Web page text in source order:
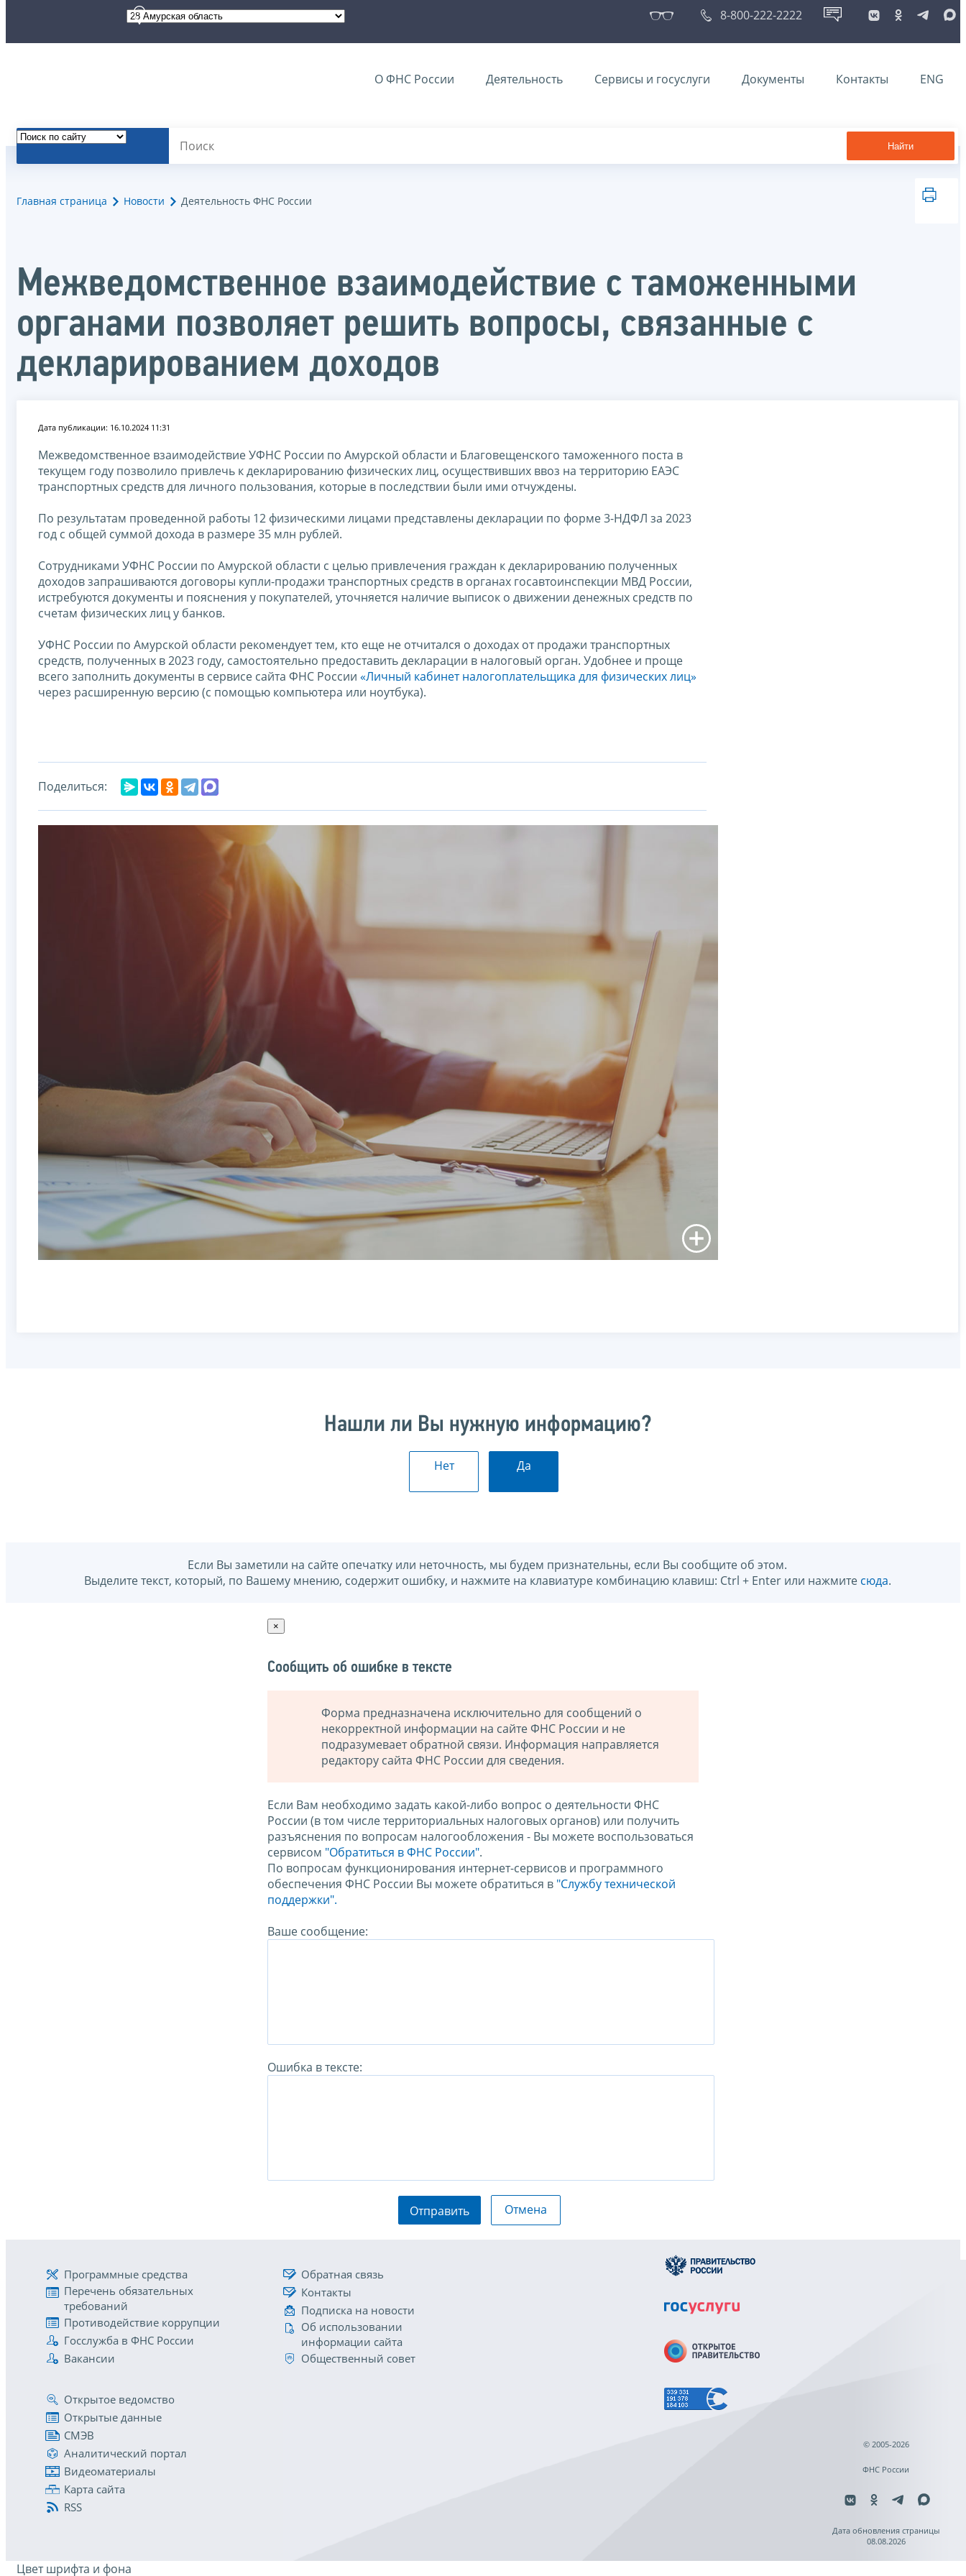
8-800-222-2222
О ФНС России Деятельность Сервисы и госуслуги Документы Контакты ENG
Найти
Главная страница Новости Деятельность ФНС России
Межведомственное взаимодействие с таможенными
органами позволяет решить вопросы, связанные с
декларированием доходов
Дата публикации: 16.10.2024 11:31
Межведомственное взаимодействие УФНС России по Амурской области и Благовещенского таможенного поста в
текущем году позволило привлечь к декларированию физических лиц, осуществивших ввоз на территорию ЕАЭС
транспортных средств для личного пользования, которые в последствии были ими отчуждены.
По результатам проведенной работы 12 физическими лицами представлены декларации по форме 3-НДФЛ за 2023
год с общей суммой дохода в размере 35 млн рублей.
Сотрудниками УФНС России по Амурской области с целью привлечения граждан к декларированию полученных
доходов запрашиваются договоры купли-продажи транспортных средств в органах госавтоинспекции МВД России,
истребуются документы и пояснения у покупателей, уточняется наличие выписок о движении денежных средств по
счетам физических лиц у банков.
УФНС России по Амурской области рекомендует тем, кто еще не отчитался о доходах от продажи транспортных
средств, полученных в 2023 году, самостоятельно предоставить декларации в налоговый орган. Удобнее и проще
всего заполнить документы в сервисе сайта ФНС России «Личный кабинет налогоплательщика для физических лиц»
через расширенную версию (с помощью компьютера или ноутбука).
Поделиться:
Нашли ли Вы нужную информацию?
Нет Да
Если Вы заметили на сайте опечатку или неточность, мы будем признательны, если Вы сообщите об этом.
Выделите текст, который, по Вашему мнению, содержит ошибку, и нажмите на клавиатуре комбинацию клавиш: Ctrl + Enter или нажмите сюда.
×
Сообщить об ошибке в тексте
Форма предназначена исключительно для сообщений о
некорректной информации на сайте ФНС России и не
подразумевает обратной связи. Информация направляется
редактору сайта ФНС России для сведения.
Если Вам необходимо задать какой-либо вопрос о деятельности ФНС
России (в том числе территориальных налоговых органов) или получить
разъяснения по вопросам налогообложения - Вы можете воспользоваться
сервисом "Обратиться в ФНС России".
По вопросам функционирования интернет-сервисов и программного
обеспечения ФНС России Вы можете обратиться в "Службу технической
поддержки".
Ваше сообщение:
Ошибка в тексте:
Отправить Отмена
Программные средства
Перечень обязательных
требований
Противодействие коррупции
Госслужба в ФНС России
Вакансии
Обратная связь
Контакты
Подписка на новости
Об использовании
информации сайта
Общественный совет
Открытое ведомство
Открытые данные
СМЭВ
Аналитический портал
Видеоматериалы
Карта сайта
RSS
© 2005-2026
ФНС России
Дата обновления страницы
08.08.2026
Цвет шрифта и фона